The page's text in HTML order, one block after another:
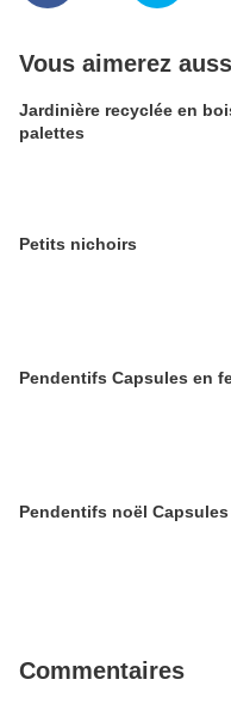
Vous aimerez
Jardinière recyclée en
palettes
Petits nichoirs
Pendentifs Capsules en
Pendentifs noël
Commentaires